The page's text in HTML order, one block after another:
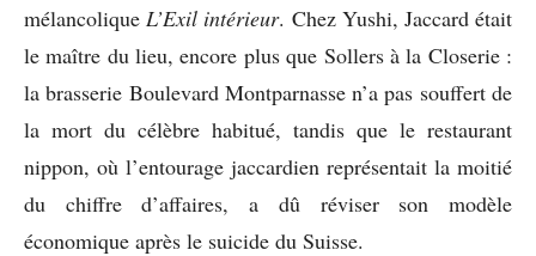
mélancolique L’Exil intérieur. Chez Yushi, Jaccard était
le maître du lieu, encore plus que Sollers à la Closerie :
la brasserie Boulevard Montparnasse n’a pas souffert de
la mort du célèbre habitué, tandis que le restaurant
nippon, où l’entourage jaccardien représentait la moitié
du chiffre d’affaires, a dû réviser son modèle
économique après le suicide du Suisse.